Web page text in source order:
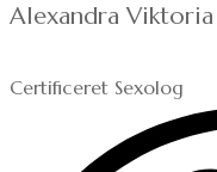
Alexandra Viktoria
Certificeret Sexolog